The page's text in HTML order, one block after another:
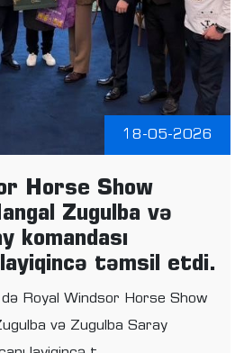
18-05-2026
Horse Show
Zugulba və
komandası
layiqincə təmsil etdi.
Royal Windsor Horse Show
və Zugulba Saray